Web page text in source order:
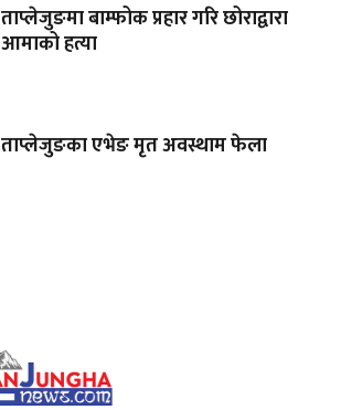
ताप्लेजुङमा बाम्फोक प्रहार गरि छोराद्वारा
आमाको हत्या
ताप्लेजुङका एभेङ मृत अवस्थाम फेला